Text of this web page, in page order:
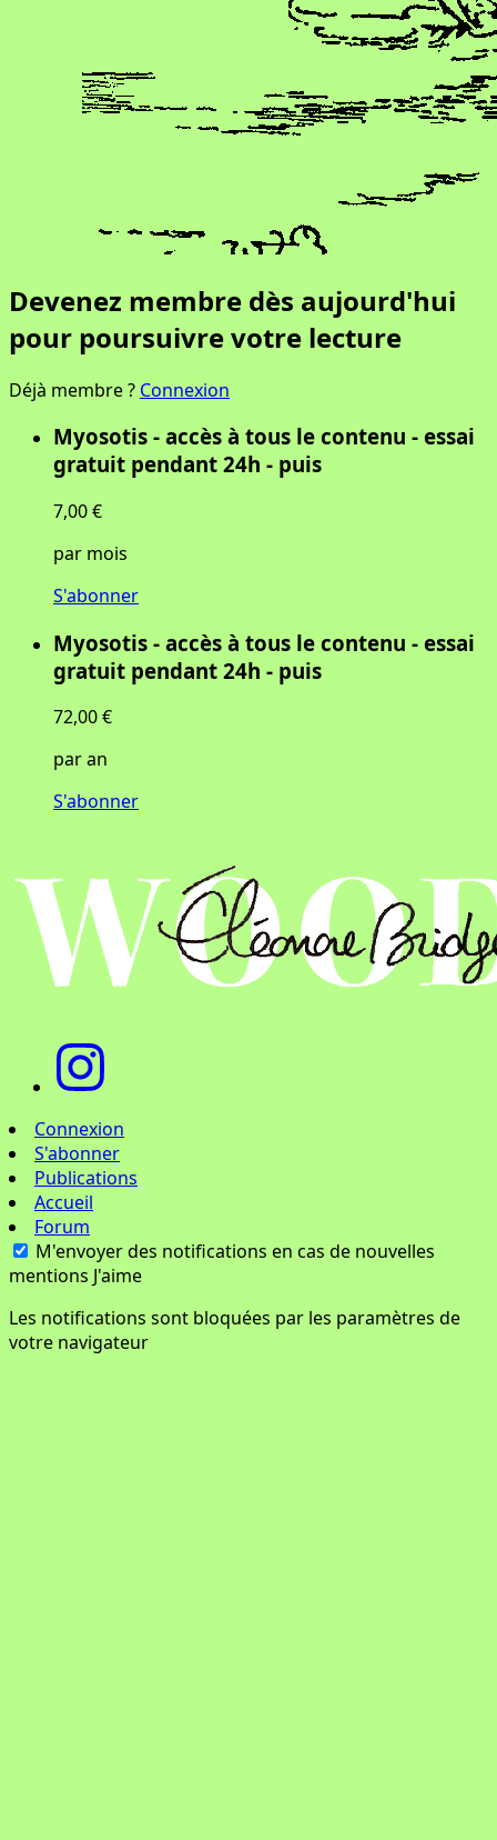
Devenez membre dès aujourd'hui
pour poursuivre votre lecture
Déjà membre ? Connexion
Myosotis - accès à tous le contenu - essai
gratuit pendant 24h - puis
7,00 €
par mois
S'abonner
Myosotis - accès à tous le contenu - essai
gratuit pendant 24h - puis
72,00 €
par an
S'abonner
Connexion
S'abonner
Publications
Accueil
Forum
M'envoyer des notifications en cas de nouvelles
mentions J'aime
Les notifications sont bloquées par les paramètres de
votre navigateur